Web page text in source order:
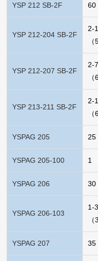
YSP 212 SB-2F 60
YSP 212-204 SB-2F
2-
YSP 212-207 SB-2F
2-
YSP 213-211 SB-2F
2-
YSPAG 205 25
YSPAG 205-100 1
YSPAG 206 30
YSPAG 206-103
1-
YSPAG 207 35